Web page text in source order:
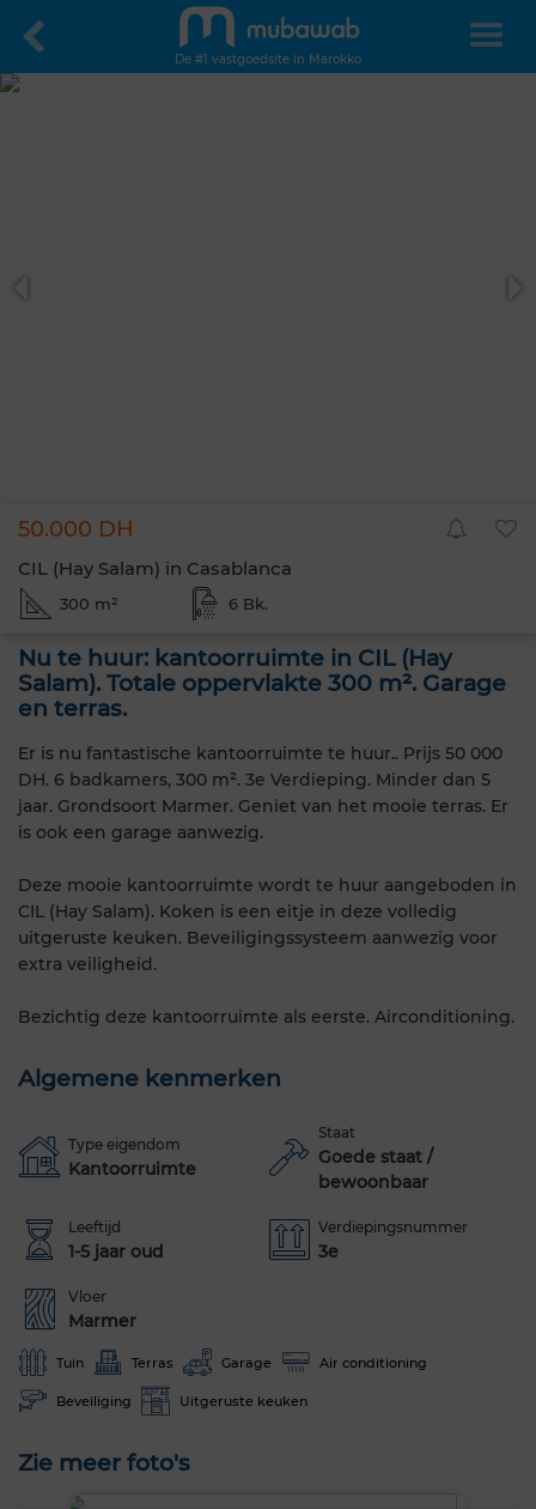
De #1 vastgoedsite in Marokko
50.000 DH
CIL (Hay Salam) in Casablanca
300 m² 6 Bk.
Nu te huur: kantoorruimte in CIL (Hay
Salam). Totale oppervlakte 300 m². Garage
en terras.
Er is nu fantastische kantoorruimte te huur.. Prijs 50 000
DH. 6 badkamers, 300 m². 3e Verdieping. Minder dan 5
jaar. Grondsoort Marmer. Geniet van het mooie terras. Er
is ook een garage aanwezig.
Deze mooie kantoorruimte wordt te huur aangeboden in
CIL (Hay Salam). Koken is een eitje in deze volledig
uitgeruste keuken. Beveiligingssysteem aanwezig voor
extra veiligheid.
Bezichtig deze kantoorruimte als eerste. Airconditioning.
Algemene kenmerken
Type eigendom
Kantoorruimte
Staat
Goede staat /
bewoonbaar
Leeftijd
1-5 jaar oud
Verdiepingsnummer
3e
Vloer
Marmer
Tuin Terras Garage Air conditioning
Beveiliging Uitgeruste keuken
Zie meer foto's